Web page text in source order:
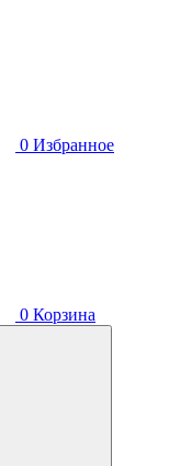
0 Избранное
0 Корзина